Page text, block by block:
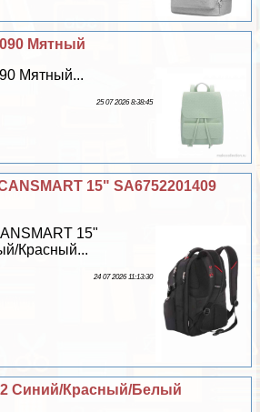
Мятный
Мятный...
25 07 2026 8:38:45
15" SA6752201409
15"
Красный...
24 07 2026 11:13:30
Синий/Красный/Белый